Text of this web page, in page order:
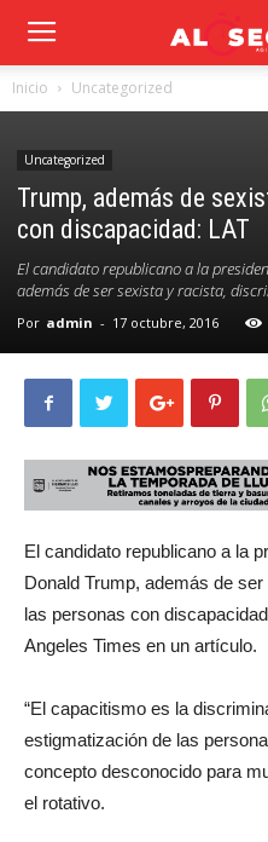
Inicio Uncategorized
Uncategorized
Trump, además de
con discapacidad: LAT
El candidato republicano a la
además de ser sexista y racista,
Por admin - 17 octubre, 2016
El candidato republicano a la
Donald Trump, además de
las personas con
Angeles Times en un artículo.
“El capacitismo es la
estigmatización de las
concepto desconocido para
el rotativo.